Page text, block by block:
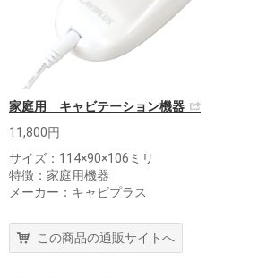
家庭用 キャビテーション機器
11,800円
サイズ：114×90×106ミリ
特徴：家庭用機器
メーカー：キャビプラス
この商品の通販サイトへ